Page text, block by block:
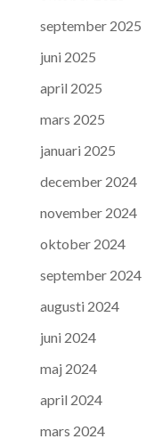
september 2025
juni 2025
april 2025
mars 2025
januari 2025
december 2024
november 2024
oktober 2024
september 2024
augusti 2024
juni 2024
maj 2024
april 2024
mars 2024